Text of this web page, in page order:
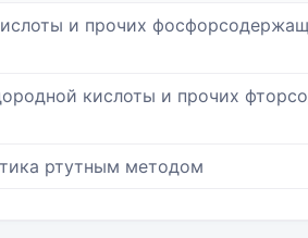
и прочих
кислоты и прочих
ртутным методом